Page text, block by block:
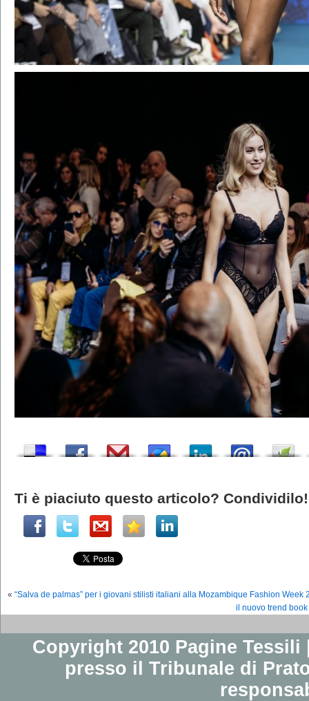
Ti è piaciuto questo articolo? Condividilo!
« “Salva de palmas” per i giovani stilisti italiani alla Mozambique Fashion Week
il nuovo trend
Copyright 2010 Pagine
presso il Tribunale di